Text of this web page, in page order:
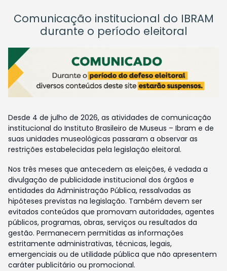
Comunicação institucional do IBRAM
durante o período eleitoral
Desde 4 de julho de 2026, as atividades de comunicação
institucional do Instituto Brasileiro de Museus – Ibram e de
suas unidades museológicas passaram a observar as
restrições estabelecidas pela legislação eleitoral.
Nos três meses que antecedem as eleições, é vedada a
divulgação de publicidade institucional dos órgãos e
entidades da Administração Pública, ressalvadas as
hipóteses previstas na legislação. Também devem ser
evitados conteúdos que promovam autoridades, agentes
públicos, programas, obras, serviços ou resultados da
gestão. Permanecem permitidas as informações
estritamente administrativas, técnicas, legais,
emergenciais ou de utilidade pública que não apresentem
caráter publicitário ou promocional.